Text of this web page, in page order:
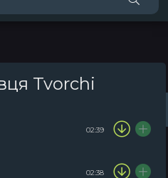
Tvorchi
02:39
02:38